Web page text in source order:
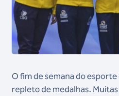
O fim de semana do
repleto de medalhas.